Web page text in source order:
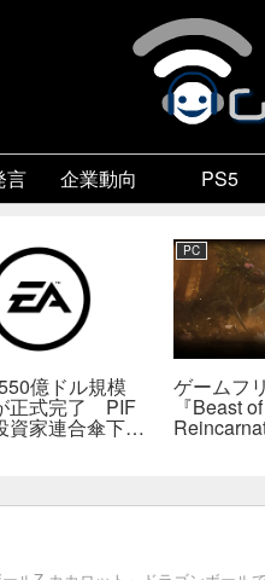
言 企業動向 PS5
億ドル規模
正式完了 PIF
資家連合傘下で
PC
ゲームフ
『Beast of
の“ボス
満